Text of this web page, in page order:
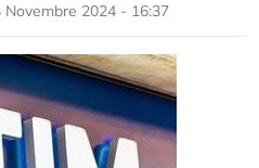
Novembre 2024 - 16:37